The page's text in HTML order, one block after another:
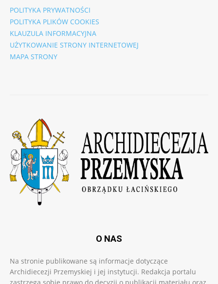
POLITYKA PRYWATNOŚCI
POLITYKA PLIKÓW COOKIES
KLAUZULA INFORMACYJNA
UŻYTKOWANIE STRONY INTERNETOWEJ
MAPA STRONY
O NAS
Na stronie publikowane są informacje dotyczące
Archidiecezji Przemyskiej i jej instytucji. Redakcja portalu